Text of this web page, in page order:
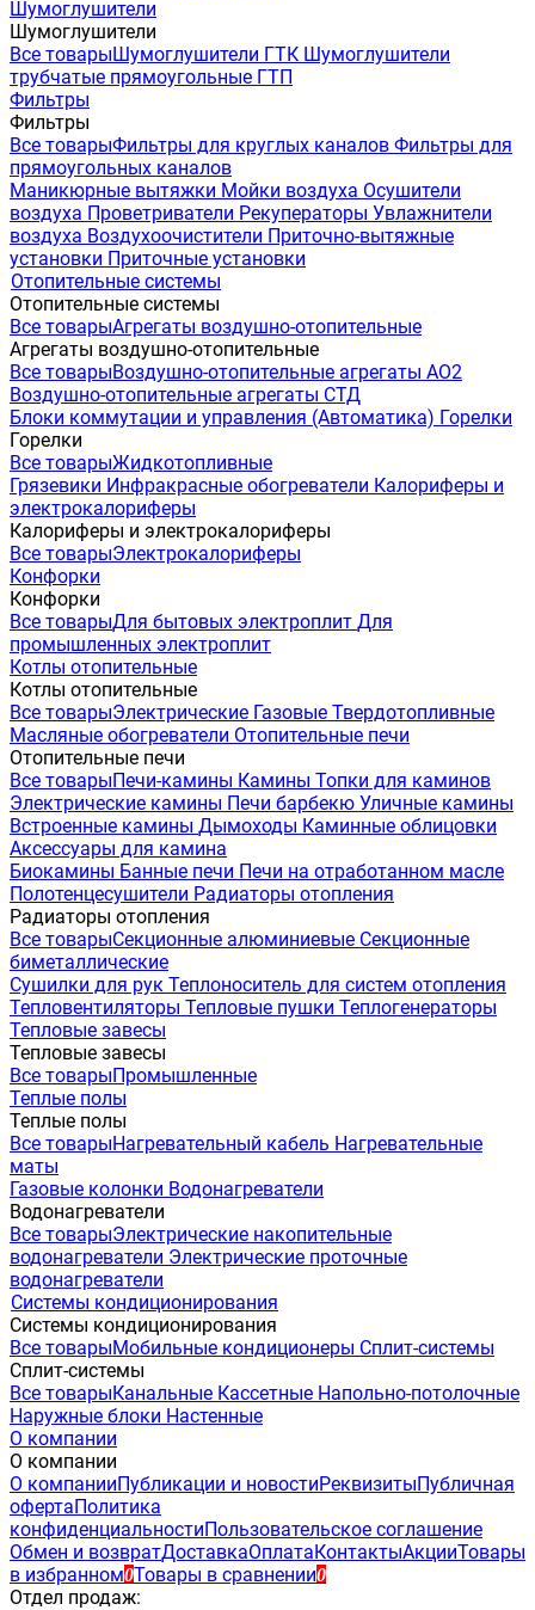
Шумоглушители
Шумоглушители
Все товарыШумоглушители ГТК Шумоглушители
трубчатые прямоугольные ГТП
Фильтры
Фильтры
Все товарыФильтры для круглых каналов Фильтры для
прямоугольных каналов
Маникюрные вытяжки Мойки воздуха Осушители
воздуха Проветриватели Рекуператоры Увлажнители
воздуха Воздухоочистители Приточно-вытяжные
установки Приточные установки
Отопительные системы
Отопительные системы
Все товарыАгрегаты воздушно-отопительные
Агрегаты воздушно-отопительные
Все товарыВоздушно-отопительные агрегаты АО2
Воздушно-отопительные агрегаты СТД
Блоки коммутации и управления (Автоматика) Горелки
Горелки
Все товарыЖидкотопливные
Грязевики Инфракрасные обогреватели Калориферы и
электрокалориферы
Калориферы и электрокалориферы
Все товарыЭлектрокалориферы
Конфорки
Конфорки
Все товарыДля бытовых электроплит Для
промышленных электроплит
Котлы отопительные
Котлы отопительные
Все товарыЭлектрические Газовые Твердотопливные
Масляные обогреватели Отопительные печи
Отопительные печи
Все товарыПечи-камины Камины Топки для каминов
Электрические камины Печи барбекю Уличные камины
Встроенные камины Дымоходы Каминные облицовки
Аксессуары для камина
Биокамины Банные печи Печи на отработанном масле
Полотенцесушители Радиаторы отопления
Радиаторы отопления
Все товарыСекционные алюминиевые Секционные
биметаллические
Сушилки для рук Теплоноситель для систем отопления
Тепловентиляторы Тепловые пушки Теплогенераторы
Тепловые завесы
Тепловые завесы
Все товарыПромышленные
Теплые полы
Теплые полы
Все товарыНагревательный кабель Нагревательные
маты
Газовые колонки Водонагреватели
Водонагреватели
Все товарыЭлектрические накопительные
водонагреватели Электрические проточные
водонагреватели
Системы кондиционирования
Системы кондиционирования
Все товарыМобильные кондиционеры Сплит-системы
Сплит-системы
Все товарыКанальные Кассетные Напольно-потолочные
Наружные блоки Настенные
О компании
О компании
О компанииПубликации и новостиРеквизитыПубличная
офертаПолитика
конфиденциальностиПользовательское соглашение
Обмен и возвратДоставкаОплатаКонтактыАкцииТовары
в избранном0Товары в сравнении0
Отдел продаж: